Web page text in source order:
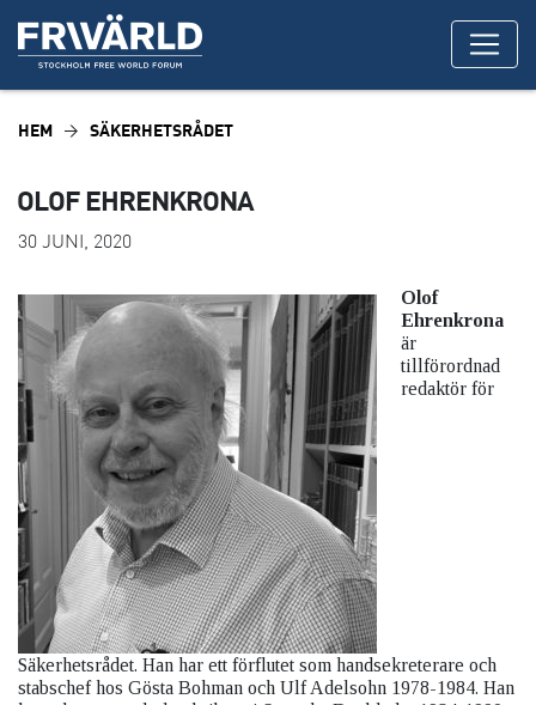
HEM SÄKERHETSRÅDET
OLOF EHRENKRONA
30 JUNI, 2020
Olof
Ehrenkrona
är
tillförordnad
redaktör för
Säkerhetsrådet. Han har ett förflutet som handsekreterare och
stabschef hos Gösta Bohman och Ulf Adelsohn 1978-1984. Han